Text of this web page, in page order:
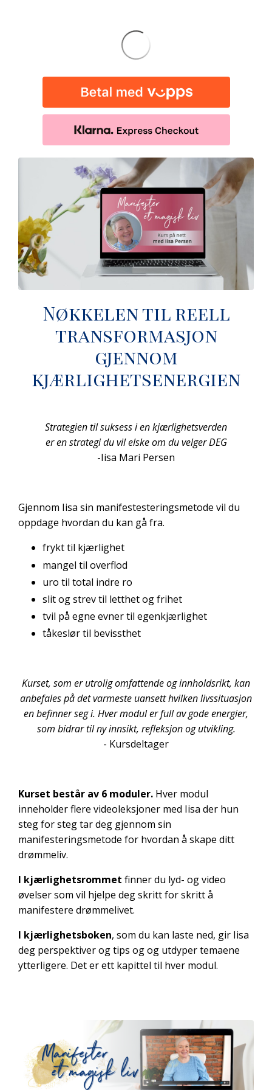
Nøkkelen til reell
transformasjon
gjennom
kjærlighetsenergien
Strategien til suksess i en kjærlighetsverden
er en strategi du vil elske om du velger DEG
-Iisa Mari Persen
Gjennom Iisa sin manifestesteringsmetode vil du
oppdage hvordan du kan gå fra.
frykt til kjærlighet
mangel til overflod
uro til total indre ro
slit og strev til letthet og frihet
tvil på egne evner til egenkjærlighet
tåkeslør til bevissthet
Kurset, som er utrolig omfattende og innholdsrikt, kan
anbefales på det varmeste uansett hvilken livssituasjon
en befinner seg i. Hver modul er full av gode energier,
som bidrar til ny innsikt, refleksjon og utvikling.
- Kursdeltager
Kurset består av 6 moduler. Hver modul
inneholder flere videoleksjoner med Iisa der hun
steg for steg tar deg gjennom sin
manifesteringsmetode for hvordan å skape ditt
drømmeliv.
I kjærlighetsrommet finner du lyd- og video
øvelser som vil hjelpe deg skritt for skritt å
manifestere drømmelivet.
I kjærlighetsboken, som du kan laste ned, gir Iisa
deg perspektiver og tips og og utdyper temaene
ytterligere. Det er ett kapittel til hver modul.